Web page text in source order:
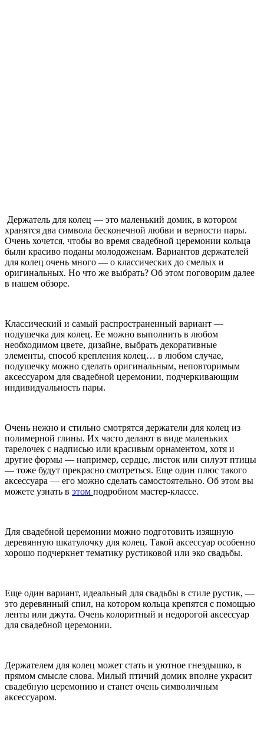
Держатель для колец — это маленький домик, в котором
хранятся два символа бесконечной любви и верности пары.
Очень хочется, чтобы во время свадебной церемонии кольца
были красиво поданы молодоженам. Вариантов держателей
для колец очень много — о классических до смелых и
оригинальных. Но что же выбрать? Об этом поговорим далее
в нашем обзоре.
Классический и самый распространенный вариант —
подушечка для колец. Ее можно выполнить в любом
необходимом цвете, дизайне, выбрать декоративные
элементы, способ крепления колец… в любом случае,
подушечку можно сделать оригинальным, неповторимым
аксессуаром для свадебной церемонии, подчеркивающим
индивидуальность пары.
Очень нежно и стильно смотрятся держатели для колец из
полимерной глины. Их часто делают в виде маленьких
тарелочек с надписью или красивым орнаментом, хотя и
другие формы — например, сердце, листок или силуэт птицы
— тоже будут прекрасно смотреться. Еще один плюс такого
аксессуара — его можно сделать самостоятельно. Об этом вы
можете узнать в этом подробном мастер-классе.
Для свадебной церемонии можно подготовить изящную
деревянную шкатулочку для колец. Такой аксессуар особенно
хорошо подчеркнет тематику рустиковой или эко свадьбы.
Еще один вариант, идеальный для свадьбы в стиле рустик, —
это деревянный спил, на котором кольца крепятся с помощью
ленты или джута. Очень колоритный и недорогой аксессуар
для свадебной церемонии.
Держателем для колец может стать и уютное гнездышко, в
прямом смысле слова. Милый птичий домик вполне украсит
свадебную церемонию и станет очень символичным
аксессуаром.